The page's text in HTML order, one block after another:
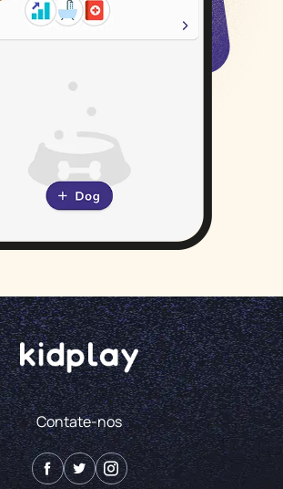
Contate-nos